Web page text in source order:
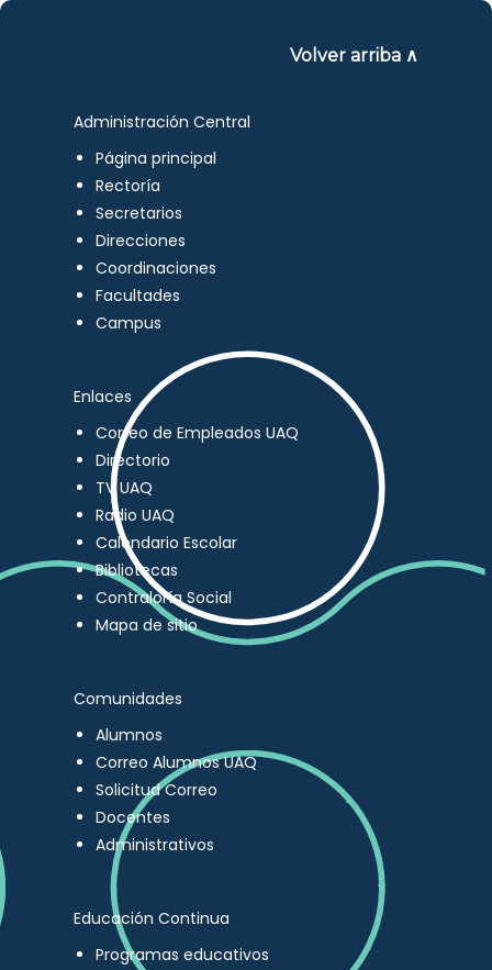
Volver arriba ∧
Administración Central
Página principal
Rectoría
Secretarios
Direcciones
Coordinaciones
Facultades
Campus
Enlaces
Correo de Empleados UAQ
Directorio
TV UAQ
Radio UAQ
Calendario Escolar
Bibliotecas
Contraloría Social
Mapa de sitio
Comunidades
Alumnos
Correo Alumnos UAQ
Solicitud Correo
Docentes
Administrativos
Educación Continua
Programas educativos